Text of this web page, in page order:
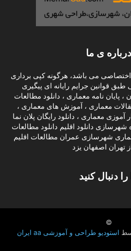
درباره ی ما
می باشد، هرگونه کپی برداری
قوانین جرایم رایانه ای پیگیری
پایان نامه معماری ، دانلود مطالعات
معماری ، آموزش های معماری ،
معماری ، دانلود رایگان پلان نما
دانلود اقلیم دانلود مطالعات
شهرسازی عمران مطالعات اقلیم
تهران اصفهان یزد
را دنبال کنید
©
استودیو طراحی و آموزشی aa ایران